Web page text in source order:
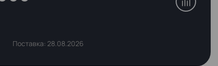
Поставка: 28.08.2026